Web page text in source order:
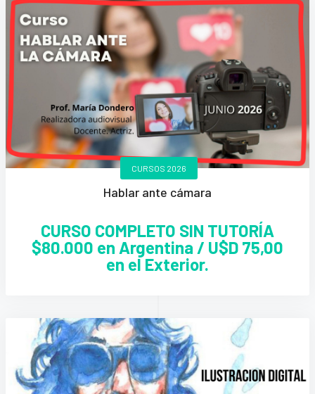
CURSOS 2026
Hablar ante cámara
CURSO COMPLETO SIN TUTORÍA
$80.000 en Argentina / U$D 75,00
en el Exterior.